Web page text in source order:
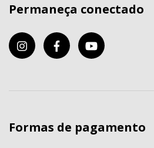
Permaneça conectado
Formas de pagamento